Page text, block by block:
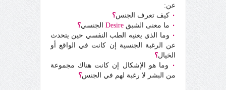
عن:
٠ كيف تعرف الجنس؟
٠ ما معنى الشبق Desire الجنسي؟
٠ وما الذي يعنيه الطب النفسي حين يتحدث
عن الرغبة الجنسية إن كانت في الواقع أو
الخيال؟
٠
وما هو الإشكال إن كانت هناك مجموعة
من البشر لا رغبة لهم في الجنس؟